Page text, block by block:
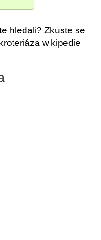
hledali? Zkuste se
wikipedie